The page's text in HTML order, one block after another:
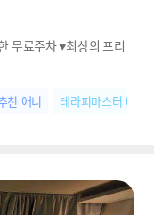
무료주차 ♥최상의 프리
천 애니 테라피마스터 나비